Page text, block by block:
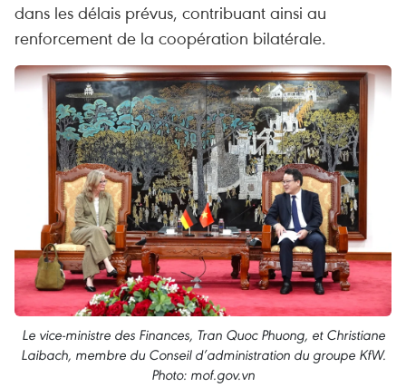
dans les délais prévus, contribuant ainsi au
renforcement de la coopération bilatérale.
Le vice-ministre des Finances, Tran Quoc Phuong, et Christiane
Laibach, membre du Conseil d’administration du groupe KfW.
Photo: mof.gov.vn